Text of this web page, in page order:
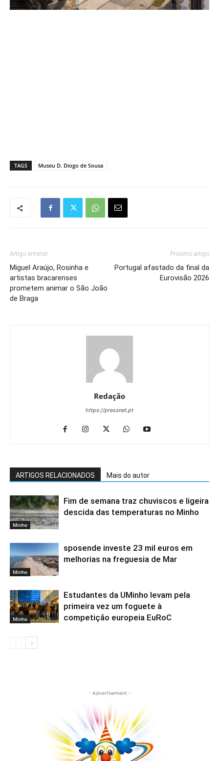
TAGS Museu D. Diogo de Sousa
Artigo anterior
Miguel Araújo, Rosinha e
artistas bracarenses
prometem animar o São João
de Braga
Próximo artigo
Portugal afastado da final da
Eurovisão 2026
Redação
https://pressnet.pt
ARTIGOS RELACIONADOS Mais do autor
Minho
Fim de semana traz chuviscos e ligeira
descida das temperaturas no Minho
Minho
sposende investe 23 mil euros em
melhorias na freguesia de Mar
Minho
Estudantes da UMinho levam pela
primeira vez um foguete à
competição europeia EuRoC
- Advertisement -